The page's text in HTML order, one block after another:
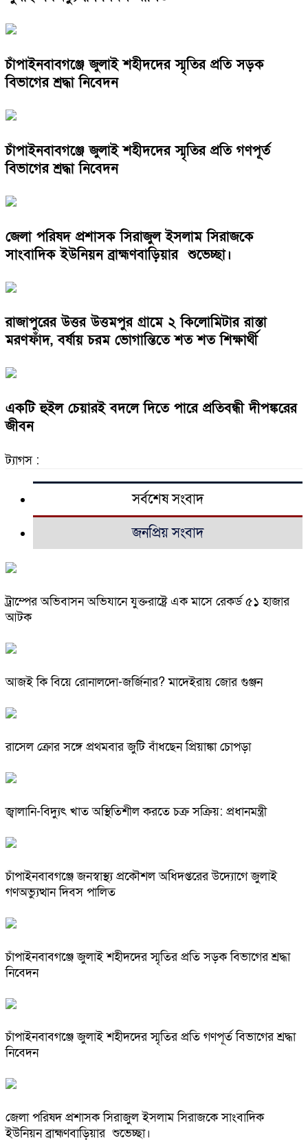
চাঁপাইনবাবগঞ্জে জুলাই শহীদদের স্মৃতির প্রতি সড়ক
বিভাগের শ্রদ্ধা নিবেদন
চাঁপাইনবাবগঞ্জে জুলাই শহীদদের স্মৃতির প্রতি গণপূর্ত
বিভাগের শ্রদ্ধা নিবেদন
জেলা পরিষদ প্রশাসক সিরাজুল ইসলাম সিরাজকে
সাংবাদিক ইউনিয়ন ব্রাহ্মণবাড়িয়ার শুভেচ্ছা।
রাজাপুরের উত্তর উত্তমপুর গ্রামে ২ কিলোমিটার রাস্তা
মরণফাঁদ, বর্ষায় চরম ভোগান্তিতে শত শত শিক্ষার্থী
একটি হুইল চেয়ারই বদলে দিতে পারে প্রতিবন্ধী দীপঙ্করের
জীবন
ট্যাগস :
সর্বশেষ সংবাদ
জনপ্রিয় সংবাদ
ট্রাম্পের অভিবাসন অভিযানে যুক্তরাষ্ট্রে এক মাসে রেকর্ড ৫১ হাজার
আটক
আজই কি বিয়ে রোনালদো-জর্জিনার? মাদেইরায় জোর গুঞ্জন
রাসেল ক্রোর সঙ্গে প্রথমবার জুটি বাঁধছেন প্রিয়াঙ্কা চোপড়া
জ্বালানি-বিদ্যুৎ খাত অস্থিতিশীল করতে চক্র সক্রিয়: প্রধানমন্ত্রী
চাঁপাইনবাবগঞ্জে জনস্বাস্থ্য প্রকৌশল অধিদপ্তরের উদ্যোগে জুলাই
গণঅভ্যুত্থান দিবস পালিত
চাঁপাইনবাবগঞ্জে জুলাই শহীদদের স্মৃতির প্রতি সড়ক বিভাগের শ্রদ্ধা
নিবেদন
চাঁপাইনবাবগঞ্জে জুলাই শহীদদের স্মৃতির প্রতি গণপূর্ত বিভাগের শ্রদ্ধা
নিবেদন
জেলা পরিষদ প্রশাসক সিরাজুল ইসলাম সিরাজকে সাংবাদিক
ইউনিয়ন ব্রাহ্মণবাড়িয়ার শুভেচ্ছা।